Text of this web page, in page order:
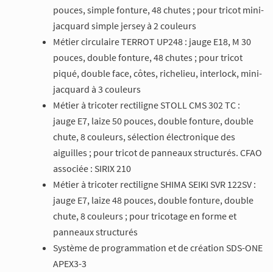
pouces, simple fonture, 48 chutes ; pour tricot mini-
jacquard simple jersey à 2 couleurs
Métier circulaire TERROT UP248 : jauge E18, M 30
pouces, double fonture, 48 chutes ; pour tricot
piqué, double face, côtes, richelieu, interlock, mini-
jacquard à 3 couleurs
Métier à tricoter rectiligne STOLL CMS 302 TC :
jauge E7, laize 50 pouces, double fonture, double
chute, 8 couleurs, sélection électronique des
aiguilles ; pour tricot de panneaux structurés. CFAO
associée : SIRIX 210
Métier à tricoter rectiligne SHIMA SEIKI SVR 122SV :
jauge E7, laize 48 pouces, double fonture, double
chute, 8 couleurs ; pour tricotage en forme et
panneaux structurés
Système de programmation et de création SDS-ONE
APEX3-3